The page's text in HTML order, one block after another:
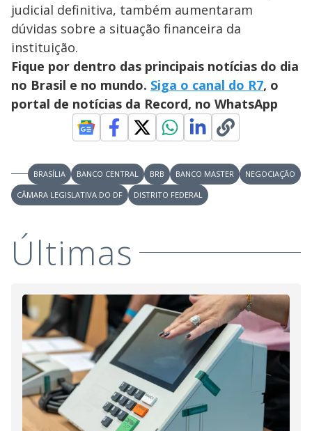
judicial definitiva, também aumentaram
dúvidas sobre a situação financeira da
instituição.
Fique por dentro das principais notícias do dia
no Brasil e no mundo. Siga o canal do R7, o
portal de notícias da Record, no WhatsApp
BRASÍLIA BANCO CENTRAL BRB BANCO MASTER
NEGOCIAÇÃO
CÂMARA LEGISLATIVA DO DF
DISTRITO FEDERAL
Últimas